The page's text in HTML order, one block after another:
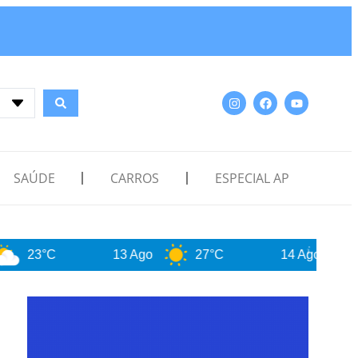
SAÚDE CARROS ESPECIAL AP
13 Ago 27°C 14 Ago 27°C